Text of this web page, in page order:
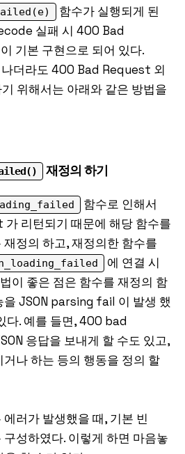
함수가 실행되게 된
실패 시 400 Bad
기본 구현으로 되어 있다.
더라도 400 Bad Request 외
위해서는 아래와 같은 방법을
재정의 하기
함수로 인해서
리턴되기 때문에 해당 함수를
정의 하고, 재정의한 함수를
에 연결 시
이 좋은 점은 함수를 재정의 함
을 JSON parsing fail 이 발생 했
다. 예를 들면, 400 bad
응답을 보내게 할 수도 있고,
나 하는 등의 행동을 정의 할
러가 발생했을 때, 기본 빈
성하였다. 이렇게 하면 마음놓